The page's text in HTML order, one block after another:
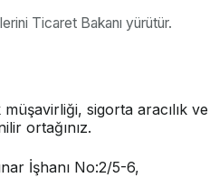
Ticaret Bakanı yürütür.
sigorta aracılık ve
ortağınız.
İşhanı No:2/5-6,